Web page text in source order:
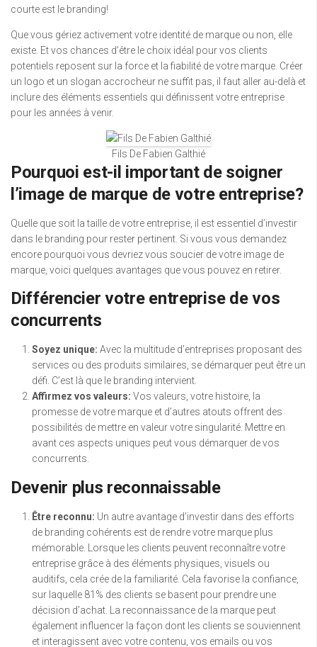
courte est le branding!
Que vous gériez activement votre identité de marque ou non, elle
existe. Et vos chances d’être le choix idéal pour vos clients
potentiels reposent sur la force et la fiabilité de votre marque. Créer
un logo et un slogan accrocheur ne suffit pas, il faut aller au-delà et
inclure des éléments essentiels qui définissent votre entreprise
pour les années à venir.
Fils De Fabien Galthié
Pourquoi est-il important de soigner
l’image de marque de votre entreprise?
Quelle que soit la taille de votre entreprise, il est essentiel d’investir
dans le branding pour rester pertinent. Si vous vous demandez
encore pourquoi vous devriez vous soucier de votre image de
marque, voici quelques avantages que vous pouvez en retirer.
Différencier votre entreprise de vos
concurrents
Soyez unique: Avec la multitude d’entreprises proposant des
services ou des produits similaires, se démarquer peut être un
défi. C’est là que le branding intervient.
Affirmez vos valeurs: Vos valeurs, votre histoire, la
promesse de votre marque et d’autres atouts offrent des
possibilités de mettre en valeur votre singularité. Mettre en
avant ces aspects uniques peut vous démarquer de vos
concurrents.
Devenir plus reconnaissable
Être reconnu: Un autre avantage d’investir dans des efforts
de branding cohérents est de rendre votre marque plus
mémorable. Lorsque les clients peuvent reconnaître votre
entreprise grâce à des éléments physiques, visuels ou
auditifs, cela crée de la familiarité. Cela favorise la confiance,
sur laquelle 81% des clients se basent pour prendre une
décision d’achat. La reconnaissance de la marque peut
également influencer la façon dont les clients se souviennent
et interagissent avec votre contenu, vos emails ou vos